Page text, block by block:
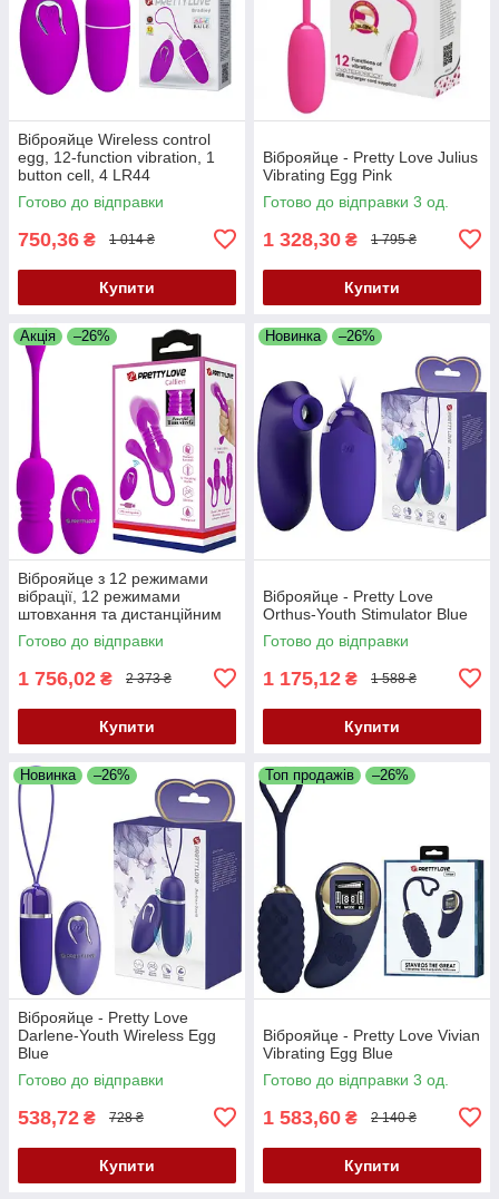
Віброяйце Wireless control
egg, 12-function vibration, 1
button cell, 4 LR44
Готово до відправки
750,36 ₴ 1 014 ₴
Купити
Віброяйце - Pretty Love Julius
Vibrating Egg Pink
Готово до відправки 3 од.
1 328,30 ₴ 1 795 ₴
Купити
Акція –26%
Віброяйце з 12 режимами
вібрації, 12 режимами
штовхання та дистанційним
керуванням Pretty Love
Callieri Purple
Готово до відправки
1 756,02 ₴ 2 373 ₴
Купити
Новинка –26%
Віброяйце - Pretty Love
Orthus-Youth Stimulator Blue
Готово до відправки
1 175,12 ₴ 1 588 ₴
Купити
Новинка –26%
Віброяйце - Pretty Love
Darlene-Youth Wireless Egg
Blue
Готово до відправки
538,72 ₴ 728 ₴
Купити
Топ продажів –26%
Віброяйце - Pretty Love Vivian
Vibrating Egg Blue
Готово до відправки 3 од.
1 583,60 ₴ 2 140 ₴
Купити